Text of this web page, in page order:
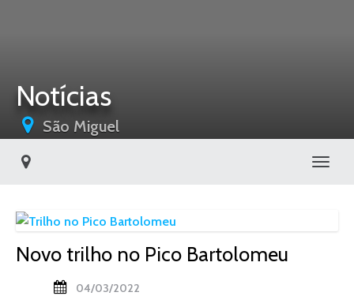
Notícias
São Miguel
Novo trilho no Pico Bartolomeu
04/03/2022